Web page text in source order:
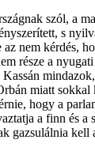
szól, a
s
nem kérdés,
része a
miatt
hogy a
a finn és a
gazsulálnia kell